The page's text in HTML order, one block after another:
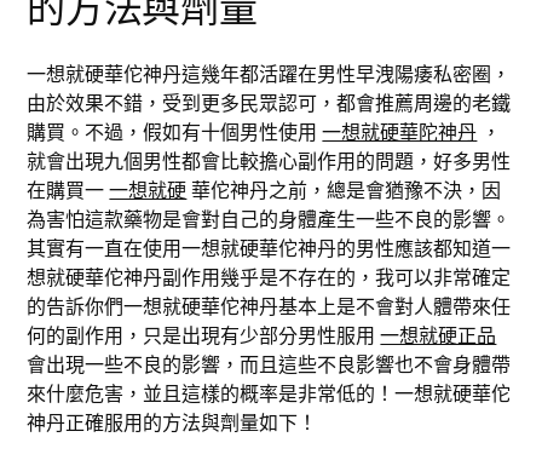
一想就硬華佗神丹這幾年都活躍在男性早洩陽痿私密圈，
由於效果不錯，受到更多民眾認可，都會推薦周邊的老鐵
購買。不過，假如有十個男性使用一想就硬華陀神丹 ，
就會出現九個男性都會比較擔心副作用的問題，好多男性
在購買一一想就硬華佗神丹之前，總是會猶豫不決，因
為害怕這款藥物是會對自己的身體產生一些不良的影響。
其實有一直在使用一想就硬華佗神丹的男性應該都知道一
想就硬華佗神丹副作用幾乎是不存在的，我可以非常確定
的告訴你們一想就硬華佗神丹基本上是不會對人體帶來任
何的副作用，只是出現有少部分男性服用 一想就硬正品
會出現一些不良的影響，而且這些不良影響也不會身體帶
來什麼危害，並且這樣的概率是非常低的！一想就硬華佗
神丹正確服用的方法與劑量如下！